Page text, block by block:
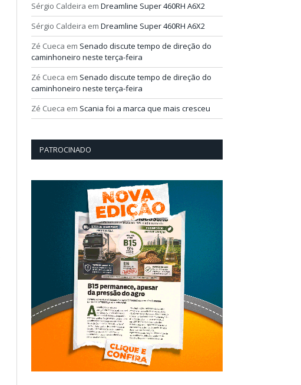
Sérgio Caldeira em Dreamline Super 460RH A6X2
Sérgio Caldeira em Dreamline Super 460RH A6X2
Zé Cueca em Senado discute tempo de direção do
caminhoneiro neste terça-feira
Zé Cueca em Senado discute tempo de direção do
caminhoneiro neste terça-feira
Zé Cueca em Scania foi a marca que mais cresceu
PATROCINADO